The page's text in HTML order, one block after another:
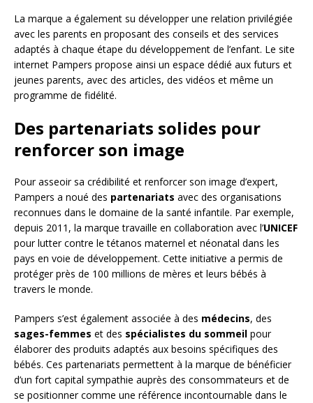
La marque a également su développer une relation privilégiée
avec les parents en proposant des conseils et des services
adaptés à chaque étape du développement de l’enfant. Le site
internet Pampers propose ainsi un espace dédié aux futurs et
jeunes parents, avec des articles, des vidéos et même un
programme de fidélité.
Des partenariats solides pour
renforcer son image
Pour asseoir sa crédibilité et renforcer son image d’expert,
Pampers a noué des partenariats avec des organisations
reconnues dans le domaine de la santé infantile. Par exemple,
depuis 2011, la marque travaille en collaboration avec l’UNICEF
pour lutter contre le tétanos maternel et néonatal dans les
pays en voie de développement. Cette initiative a permis de
protéger près de 100 millions de mères et leurs bébés à
travers le monde.
Pampers s’est également associée à des médecins, des
sages-femmes et des spécialistes du sommeil pour
élaborer des produits adaptés aux besoins spécifiques des
bébés. Ces partenariats permettent à la marque de bénéficier
d’un fort capital sympathie auprès des consommateurs et de
se positionner comme une référence incontournable dans le